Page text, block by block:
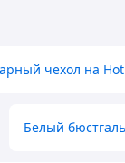
чехол на
Белый